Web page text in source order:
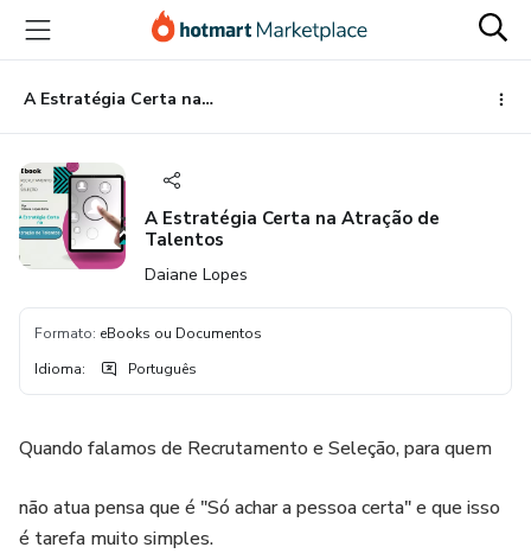
para
conteúdo
principal
para
pagamento
para
rodapé
A Estratégia Certa na Atração de Talentos
A Estratégia Certa na Atração de
Talentos
Daiane Lopes
Formato: eBooks ou Documentos
Idioma: Português
Quando falamos de Recrutamento e Seleção, para quem
não atua pensa que é "Só achar a pessoa certa" e que isso
é tarefa muito simples.